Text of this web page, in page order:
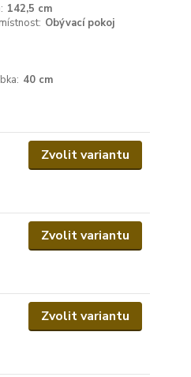
142,5 cm
Obývací pokoj
40 cm
Zvolit variantu
Zvolit variantu
Zvolit variantu